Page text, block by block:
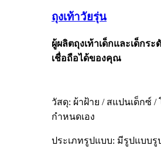
ถุงเท้าวัยรุ่น
ผู้ผลิตถุงเท้าเด็กและเด็กร
เชื่อถือได้ของคุณ
วัสดุ: ผ้าฝ้าย / สแปนเด็กซ์ /
กำหนดเอง
ประเภทรูปแบบ: มีรูปแบบ